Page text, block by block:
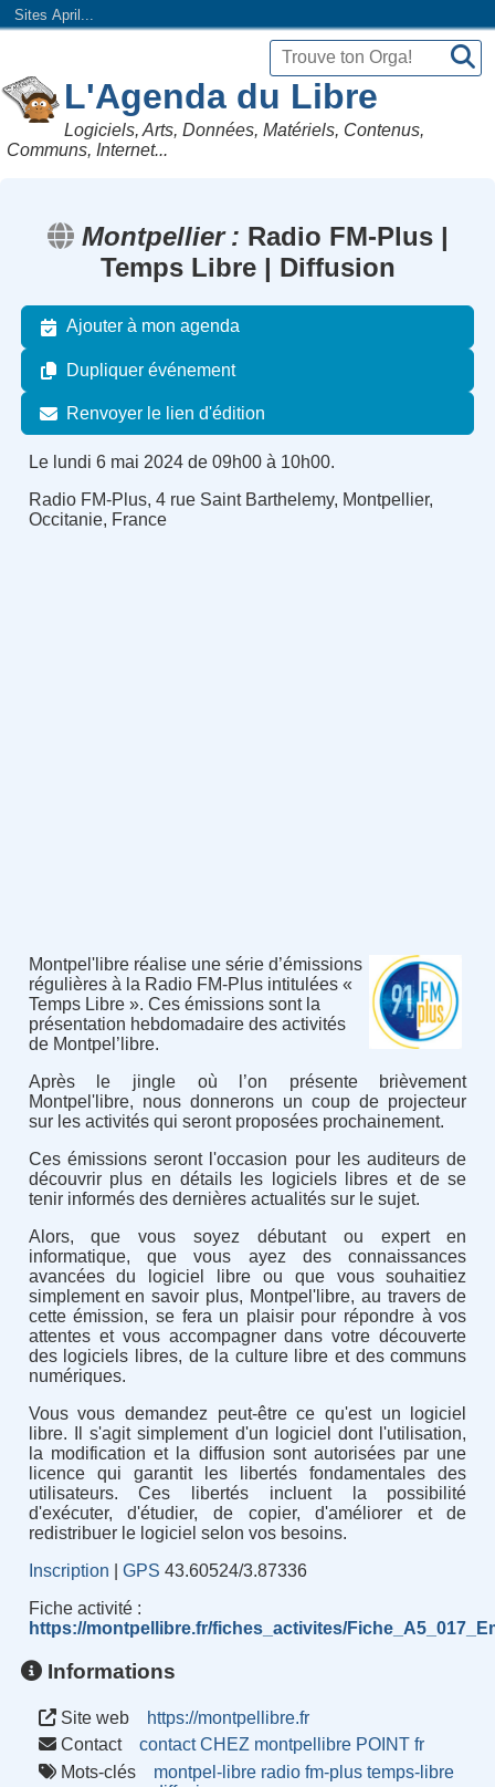
Sites April...
L'Agenda du Libre
Logiciels, Arts, Données, Matériels, Contenus,
Communs, Internet...
Montpellier
Radio FM-Plus |
Temps Libre | Diffusion
Ajouter à mon agenda
Dupliquer événement
Renvoyer le lien d'édition
Le lundi 6 mai 2024 de 09h00 à 10h00.
Radio FM-Plus, 4 rue Saint Barthelemy, Montpellier,
Occitanie, France
Montpel'libre réalise une série d’émissions
régulières à la Radio FM-Plus intitulées «
Temps Libre ». Ces émissions sont la
présentation hebdomadaire des activités
de Montpel’libre.
Après le jingle où l’on présente brièvement
Montpel'libre, nous donnerons un coup de projecteur
sur les activités qui seront proposées prochainement.
Ces émissions seront l'occasion pour les auditeurs de
découvrir plus en détails les logiciels libres et de se
tenir informés des dernières actualités sur le sujet.
Alors, que vous soyez débutant ou expert en
informatique, que vous ayez des connaissances
avancées du logiciel libre ou que vous souhaitiez
simplement en savoir plus, Montpel'libre, au travers de
cette émission, se fera un plaisir pour répondre à vos
attentes et vous accompagner dans votre découverte
des logiciels libres, de la culture libre et des communs
numériques.
Vous vous demandez peut-être ce qu'est un logiciel
libre. Il s'agit simplement d'un logiciel dont l'utilisation,
la modification et la diffusion sont autorisées par une
licence qui garantit les libertés fondamentales des
utilisateurs. Ces libertés incluent la possibilité
d'exécuter, d'étudier, de copier, d'améliorer et de
redistribuer le logiciel selon vos besoins.
Inscription
GPS 43.60524/3.87336
Fiche activité :
https://montpellibre.fr/fiches_activites/
Informations
Site web
https://montpellibre.fr
Contact
contact CHEZ montpellibre POINT fr
Mots-clés
montpel-libre radio fm-plus temps-libre